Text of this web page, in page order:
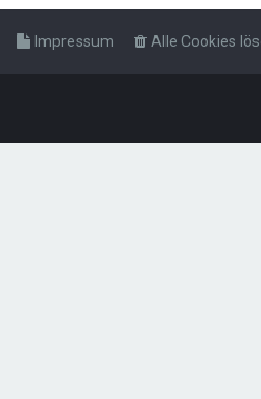
Alle Cookies
Impressum